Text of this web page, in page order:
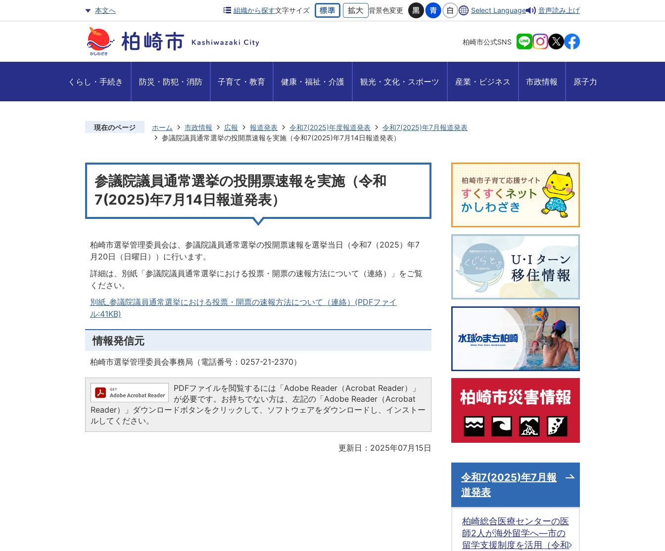
本文へ 組織から探す文字サイズ 背景色変更 Select Language 音声読み上げ
柏崎市公式SNS
くらし・手続き 防災・防犯・消防 子育て・教育 健康・福祉・介護 観光・文化・スポーツ 産業・ビジネス 市政情報 原子力
現在のページ ホーム 市政情報 広報 報道発表 令和7(2025)年度報道発表
令和7(2025)年7月報道発表
参議院議員通常選挙の投開票速報を実施（令和7(2025)年7月14日報道発表）
参議院議員通常選挙の投開票速報を実施（令和
7(2025)年7月14日報道発表）
柏崎市選挙管理委員会は、参議院議員通常選挙の投開票速報を選挙当日（令和7（2025）年7
月20日（日曜日））に行います。
詳細は、別紙「参議院議員通常選挙における投票・開票の速報方法について（連絡）」をご覧
ください。
別紙_参議院議員通常選挙における投票・開票の速報方法について（連絡）(PDFファイ
ル:41KB)
情報発信元
柏崎市選挙管理委員会事務局（電話番号：0257-21-2370）
PDFファイルを閲覧するには「Adobe Reader（Acrobat Reader）」
が必要です。お持ちでない方は、左記の「Adobe Reader（Acrobat
Reader）」ダウンロードボタンをクリックして、ソフトウェアをダウンロードし、インストー
ルしてください。
更新日：2025年07月15日
令和7(2025)年7月報
道発表
柏崎総合医療センターの医
師2人が海外留学へ―市の
留学支援制度を活用（令和